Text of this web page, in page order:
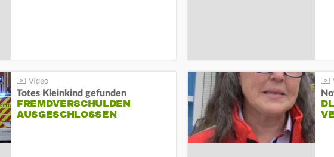
Totes Kleinkind gefunden
FREMDVERSCHULDEN
AUSGESCHLOSSEN